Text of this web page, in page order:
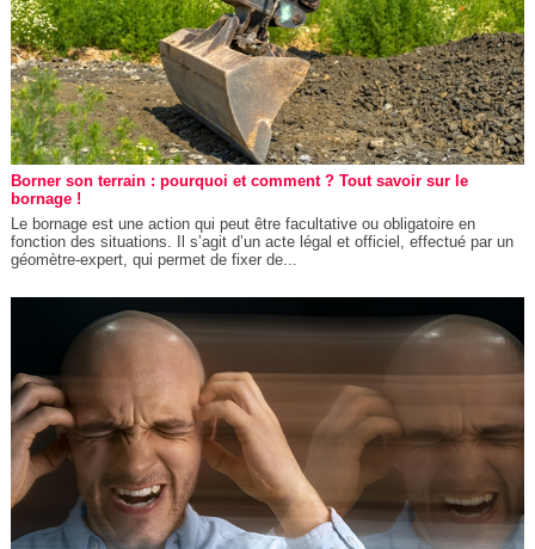
Borner son terrain : pourquoi et comment ? Tout savoir sur le
bornage !
Le bornage est une action qui peut être facultative ou obligatoire en
fonction des situations. Il s’agit d’un acte légal et officiel, effectué par un
géomètre-expert, qui permet de fixer de...